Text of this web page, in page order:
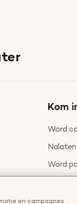
Kom
Word
Word
Geef
en campagnes